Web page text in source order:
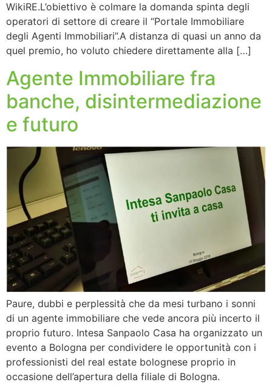
WikiRE.L’obiettivo è colmare la domanda spinta degli
operatori di settore di creare il “Portale Immobiliare
degli Agenti Immobiliari”.A distanza di quasi un anno da
quel premio, ho voluto chiedere direttamente alla […]
Agente Immobiliare fra
banche, disintermediazione
e futuro
Paure, dubbi e perplessità che da mesi turbano i sonni
di un agente immobiliare che vede ancora più incerto il
proprio futuro. Intesa Sanpaolo Casa ha organizzato un
evento a Bologna per condividere le opportunità con i
professionisti del real estate bolognese proprio in
occasione dell’apertura della filiale di Bologna.